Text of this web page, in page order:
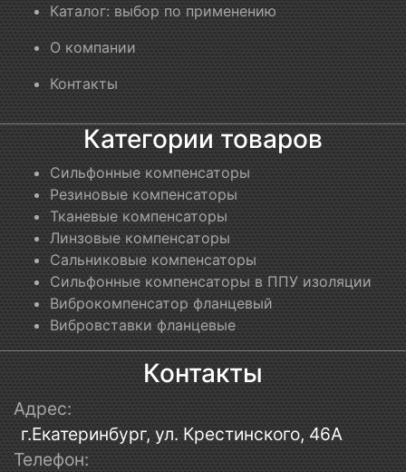
Каталог: выбор по применению
О компании
Контакты
Категории товаров
Сильфонные компенсаторы
Резиновые компенсаторы
Тканевые компенсаторы
Линзовые компенсаторы
Сальниковые компенсаторы
Сильфонные компенсаторы в ППУ изоляции
Виброкомпенсатор фланцевый
Вибровставки фланцевые
Контакты
Адрес:
г.Екатеринбург, ул. Крестинского, 46А
Телефон: